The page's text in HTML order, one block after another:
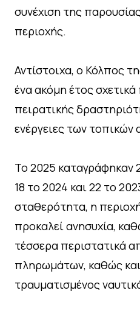
συνέχιση της
περιοχής.
Αντίστοιχα, ο Κόλπος
ένα ακόμη έτος
πειρατικής
ενέργειες των τοπικών
Το 2025 καταγράφηκαν
18 το 2024 και 22 το
σταθερότητα, η
προκαλεί ανησυχία,
τέσσερα περιστατικά
πληρωμάτων, καθώς και
τραυματισμένος